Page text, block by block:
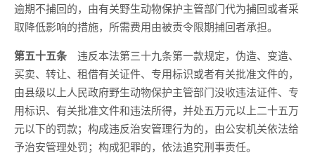
逾期不捕回的，由有关野生动物保护主管部门代为捕回或者采
取降低影响的措施，所需费用由被责令限期捕回者承担。
第五十五条 违反本法第三十九条第一款规定，伪造、变造、
买卖、转让、租借有关证件、专用标识或者有关批准文件的，
由县级以上人民政府野生动物保护主管部门没收违法证件、专
用标识、有关批准文件和违法所得，并处五万元以上二十五万
元以下的罚款；构成违反治安管理行为的，由公安机关依法给
予治安管理处罚；构成犯罪的，依法追究刑事责任。